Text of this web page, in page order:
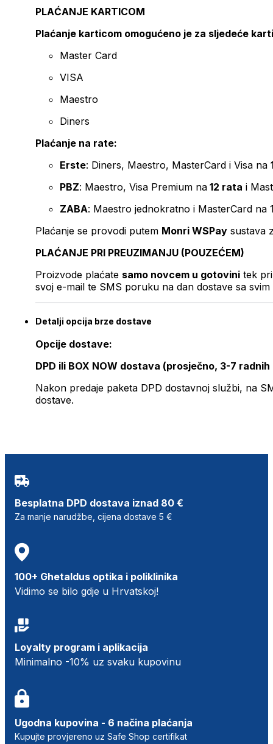
PLAĆANJE KARTICOM
Plaćanje karticom omogućeno je za sljedeće
Master Card
VISA
Maestro
Diners
Plaćanje na rate:
Erste: Diners, Maestro, MasterCard i Visa na
PBZ: Maestro, Visa Premium na 12 rata i
ZABA: Maestro jednokratno i MasterCard na
Plaćanje se provodi putem Monri WSPay sustava
PLAĆANJE PRI PREUZIMANJU (POUZEĆEM)
Proizvode plaćate samo novcem u gotovini tek
svoj e-mail te SMS poruku na dan dostave sa svim
Detalji opcija brze dostave
Opcije dostave:
DPD ili BOX NOW dostava (prosječno, 3-7 radnih
Nakon predaje paketa DPD dostavnoj službi, na
dostave.
Besplatna DPD dostava iznad 80 €
Za manje narudžbe, cijena dostave 5 €
100+ Ghetaldus optika i poliklinika
Vidimo se bilo gdje u Hrvatskoj!
Loyalty program i aplikacija
Minimalno -10% uz svaku kupovinu
Ugodna kupovina - 6 načina plaćanja
Kupujte provjereno uz Safe Shop certifikat